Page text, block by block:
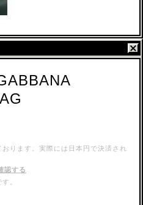
ります。実際には日本円で決済され
認する
。